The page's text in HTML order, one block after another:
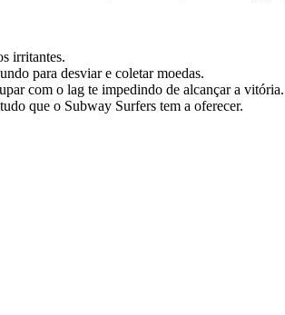
irritantes.
para desviar e coletar moedas.
com o lag te impedindo de alcançar a vitória.
que o Subway Surfers tem a oferecer.